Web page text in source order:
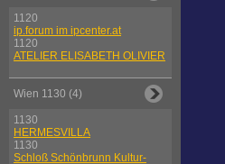
1120
ip.forum im ipcenter.at
1120
ATELIER ELISABETH OLIVIER
Wien 1130 (4)
1130
HERMESVILLA
1130
Schloß Schönbrunn Kultur-